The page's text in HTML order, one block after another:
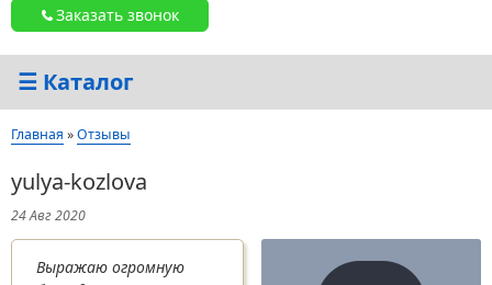
Заказать звонок
☰ Каталог
Вы здесь
Главная »Отзывы
yulya-kozlova
24 Авг 2020
Выражаю огромную